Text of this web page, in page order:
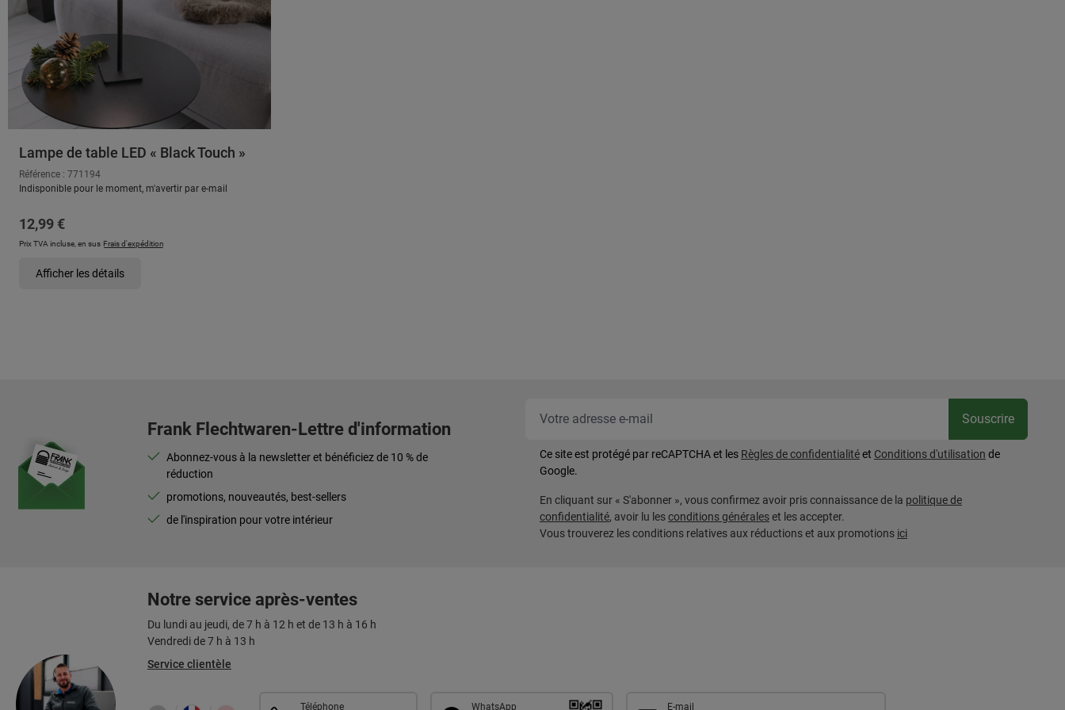
Lampe de table LED « Black Touch »
Référence : 771194
Indisponible pour le moment, m'avertir par e-mail
Prix régulier :
12,99 €
Prix TVA incluse, en sus Frais d'expédition
Afficher les détails
Frank Flechtwaren-Lettre d'information
Abonnez-vous à la newsletter et bénéficiez de 10 % de
réduction
promotions, nouveautés, best-sellers
de l'inspiration pour votre intérieur
Votre
Souscrire
Ce site est protégé par reCAPTCHA et les Règles de confidentialitéet Conditions d'utilisation de
Google.
En cliquant sur « S'abonner », vous confirmez avoir pris connaissance de la politique de
confidentialité, avoir lu lesconditions généraleset les accepter.
Vous trouverez les conditions relatives aux réductions et aux promotions ici
Notre service après-ventes
Du lundi au jeudi, de 7 h à 12 h et de 13 h à 16 h
Vendredi de 7 h à 13 h
Service clientèle
Téléphone WhatsApp E-mail